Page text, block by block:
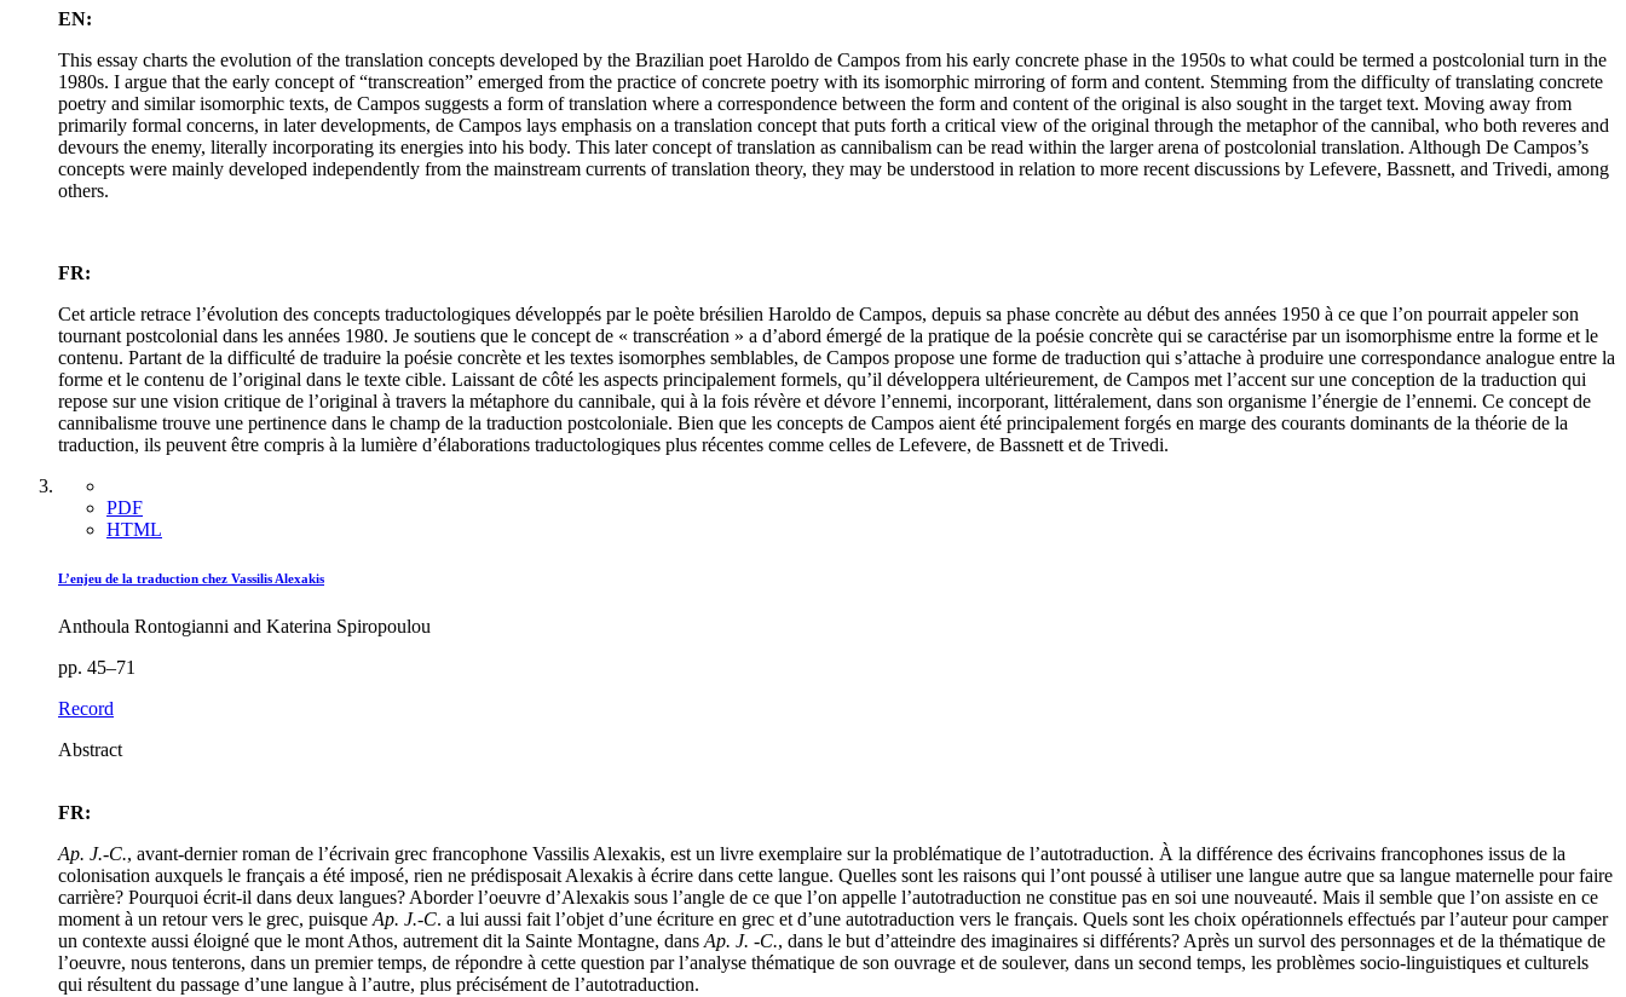
EN:
This essay charts the evolution of the translation concepts developed by the Brazilian poet Haroldo de Campos from his early concrete phase in the 1950s to what could be termed a postcolonial turn in the
1980s. I argue that the early concept of “transcreation” emerged from the practice of concrete poetry with its isomorphic mirroring of form and content. Stemming from the difficulty of translating concrete
poetry and similar isomorphic texts, de Campos suggests a form of translation where a correspondence between the form and content of the original is also sought in the target text. Moving away from
primarily formal concerns, in later developments, de Campos lays emphasis on a translation concept that puts forth a critical view of the original through the metaphor of the cannibal, who both reveres and
devours the enemy, literally incorporating its energies into his body. This later concept of translation as cannibalism can be read within the larger arena of postcolonial translation. Although De Campos’s
concepts were mainly developed independently from the mainstream currents of translation theory, they may be understood in relation to more recent discussions by Lefevere, Bassnett, and Trivedi, among
others.
FR:
Cet article retrace l’évolution des concepts traductologiques développés par le poète brésilien Haroldo de Campos, depuis sa phase concrète au début des années 1950 à ce que l’on pourrait appeler son
tournant postcolonial dans les années 1980. Je soutiens que le concept de « transcréation » a d’abord émergé de la pratique de la poésie concrète qui se caractérise par un isomorphisme entre la forme et le
contenu. Partant de la difficulté de traduire la poésie concrète et les textes isomorphes semblables, de Campos propose une forme de traduction qui s’attache à produire une correspondance analogue entre la
forme et le contenu de l’original dans le texte cible. Laissant de côté les aspects principalement formels, qu’il développera ultérieurement, de Campos met l’accent sur une conception de la traduction qui
repose sur une vision critique de l’original à travers la métaphore du cannibale, qui à la fois révère et dévore l’ennemi, incorporant, littéralement, dans son organisme l’énergie de l’ennemi. Ce concept de
cannibalisme trouve une pertinence dans le champ de la traduction postcoloniale. Bien que les concepts de Campos aient été principalement forgés en marge des courants dominants de la théorie de la
traduction, ils peuvent être compris à la lumière d’élaborations traductologiques plus récentes comme celles de Lefevere, de Bassnett et de Trivedi.
PDF
HTML
L’enjeu de la traduction chez Vassilis Alexakis
Anthoula Rontogianni and Katerina Spiropoulou
pp. 45–71
Record
Abstract
FR:
Ap. J.-C., avant-dernier roman de l’écrivain grec francophone Vassilis Alexakis, est un livre exemplaire sur la problématique de l’autotraduction. À la différence des écrivains francophones issus de la
colonisation auxquels le français a été imposé, rien ne prédisposait Alexakis à écrire dans cette langue. Quelles sont les raisons qui l’ont poussé à utiliser une langue autre que sa langue maternelle pour faire
carrière? Pourquoi écrit-il dans deux langues? Aborder l’oeuvre d’Alexakis sous l’angle de ce que l’on appelle l’autotraduction ne constitue pas en soi une nouveauté. Mais il semble que l’on assiste en ce
moment à un retour vers le grec, puisque Ap. J.-C. a lui aussi fait l’objet d’une écriture en grec et d’une autotraduction vers le français. Quels sont les choix opérationnels effectués par l’auteur pour camper
un contexte aussi éloigné que le mont Athos, autrement dit la Sainte Montagne, dans Ap. J. -C., dans le but d’atteindre des imaginaires si différents? Après un survol des personnages et de la thématique de
l’oeuvre, nous tenterons, dans un premier temps, de répondre à cette question par l’analyse thématique de son ouvrage et de soulever, dans un second temps, les problèmes socio-linguistiques et culturels
qui résultent du passage d’une langue à l’autre, plus précisément de l’autotraduction.